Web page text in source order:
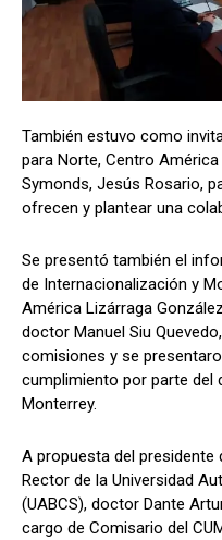
También estuvo como
para Norte, Centro América
Symonds, Jesús Rosario,
ofrecen y plantear una
Se presentó también el
de Internacionalización y
América Lizárraga
doctor Manuel Siu
comisiones y se
cumplimiento por parte del
Monterrey.
A propuesta del
Rector de la Universidad
(UABCS), doctor Dante
cargo de Comisario del